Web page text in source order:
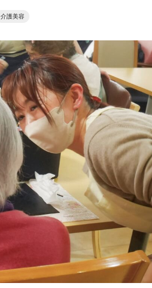
介護美容